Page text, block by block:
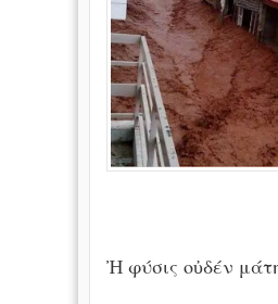
Ἠ φύσις οὐδέν